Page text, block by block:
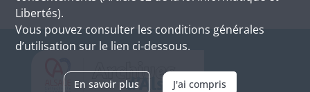
Libertés).
Vous pouvez consulter les conditions générales
d’utilisation sur le lien ci-dessous.
En savoir plus J'ai compris